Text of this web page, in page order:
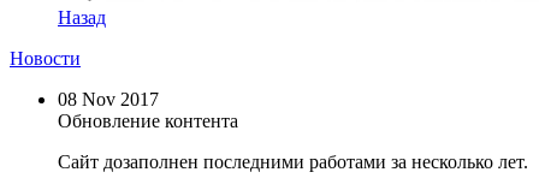
Назад
Новости
08 Nov 2017
Обновление контента
Сайт дозаполнен последними работами за несколько лет.